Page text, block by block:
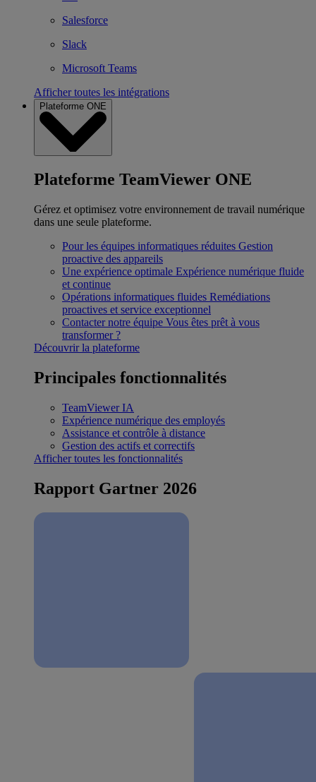
Salesforce
Slack
Microsoft Teams
Afficher toutes les intégrations
Plateforme ONE
Plateforme TeamViewer ONE
Gérez et optimisez votre environnement de travail numérique
dans une seule plateforme.
Pour les équipes informatiques réduites Gestion
proactive des appareils
Une expérience optimale Expérience numérique fluide
et continue
Opérations informatiques fluides Remédiations
proactives et service exceptionnel
Contacter notre équipe Vous êtes prêt à vous
transformer ?
Découvrir la plateforme
Principales fonctionnalités
TeamViewer IA
Expérience numérique des employés
Assistance et contrôle à distance
Gestion des actifs et correctifs
Afficher toutes les fonctionnalités
Rapport Gartner 2026